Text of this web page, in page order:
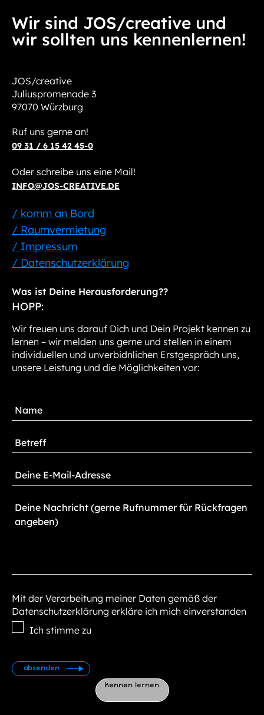
kennen lernen
Wir sind JOS/creative und
wir sollten uns kennenlernen!
JOS/creative
Juliuspromenade 3
97070 Würzburg
Ruf uns gerne an!
09 31 / 6 15 42 45-0
Oder schreibe uns eine Mail!
INFO@JOS-CREATIVE.DE
/ komm an Bord
/ Raumvermietung
/ Impressum
/ Datenschutzerklärung
Was ist Deine Herausforderung??
HOPP:
Wir freuen uns darauf Dich und Dein Projekt kennen zu
lernen – wir melden uns gerne und stellen in einem
individuellen und unverbidnlichen Erstgespräch uns,
unsere Leistung und die Möglichkeiten vor:
Mit der Verarbeitung meiner Daten gemäß der
Datenschutzerklärung erkläre ich mich einverstanden
Ich stimme zu